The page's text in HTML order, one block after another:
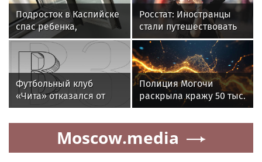
Подросток в Каспийске
спас ребенка,
стоявшего на карнизе
открытого окна
Росстат: Иностранцы
стали путешествовать
по России на 20,1
процента чаще
Футбольный клуб
«Чита» отказался от
участия в Кубке России
из-за долгов
Полиция Могочи
раскрыла кражу 50 тыс.
рублей у пенсионера
Moscow.media